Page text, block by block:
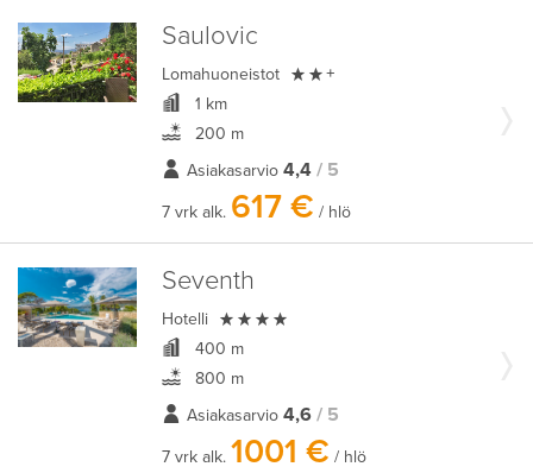
Saulovic
Lomahuoneistot  +
1 km
200 m
Asiakasarvio 4,4 / 5
7 vrk alk. 617 € / hlö
Seventh
Hotelli 
400 m
800 m
Asiakasarvio 4,6 / 5
7 vrk alk. 1001 € / hlö